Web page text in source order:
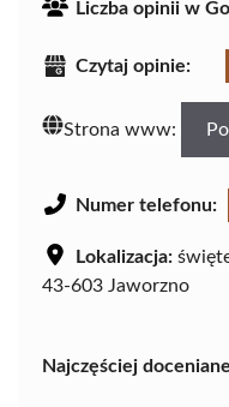
Liczba opinii w
Czytaj opinie:
Strona www:
Numer telefonu:
Lokalizacja:
43-603 Jaworzno
Najczęściej